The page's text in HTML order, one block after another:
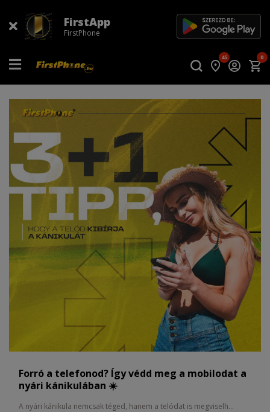
FirstApp
FirstPhone
45 0
Forró a telefonod? Így védd meg a mobilodat a
nyári kánikulában ☀️
A nyári kánikula nemcsak téged, hanem a telódat is megviselh...